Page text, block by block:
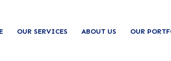
OUR SERVICES ABOUT US OUR